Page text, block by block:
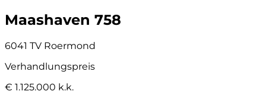
Maashaven 758
6041 TV Roermond
Verhandlungspreis
€ 1.125.000 k.k.